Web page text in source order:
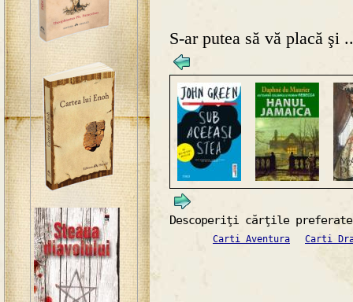
S-ar putea să vă placă şi
Descoperiţi cărţile
Carti Aventura Carti